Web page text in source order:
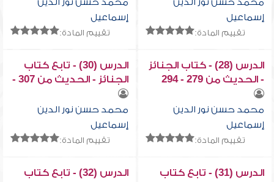
محمد حسن نور الدين
إسماعيل
تقييم المادة:
محمد حسن نور الدين
إسماعيل
تقييم المادة:
الدرس (28) - كتاب الجنائز
- الحديث من 279 - 294
محمد حسن نور الدين
إسماعيل
تقييم المادة:
الدرس (30) - تابع كتاب
الجنائز - الحديث من 307 -
317
محمد حسن نور الدين
إسماعيل
تقييم المادة:
الدرس (31) - تابع كتاب
الدرس (32) - تابع كتاب